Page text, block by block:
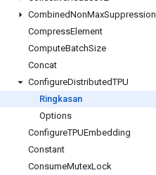
CombinedNonMaxSuppression
CompressElement
ComputeBatchSize
Concat
ConfigureDistributedTPU
Ringkasan
Options
ConfigureTPUEmbedding
Constant
ConsumeMutexLock